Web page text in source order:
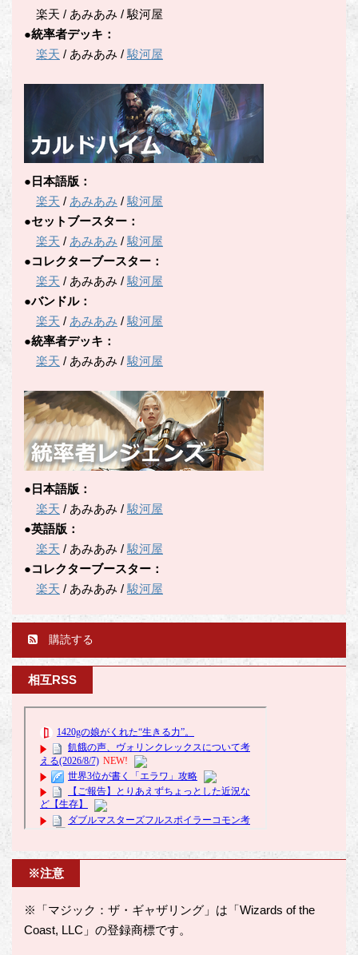
楽天 / あみあみ / 駿河屋
●統率者デッキ：
楽天 / あみあみ /駿河屋
●日本語版：
楽天 / あみあみ /駿河屋
●セットブースター：
楽天 / あみあみ /駿河屋
●コレクターブースター：
楽天 / あみあみ /駿河屋
●バンドル：
楽天 / あみあみ /駿河屋
●統率者デッキ：
楽天 / あみあみ /駿河屋
●日本語版：
楽天 / あみあみ /駿河屋
●英語版：
楽天 / あみあみ /駿河屋
●コレクターブースター：
楽天 / あみあみ /駿河屋
購読する
相互RSS
※注意
※「マジック：ザ・ギャザリング」は「Wizards of the
Coast, LLC」の登録商標です。